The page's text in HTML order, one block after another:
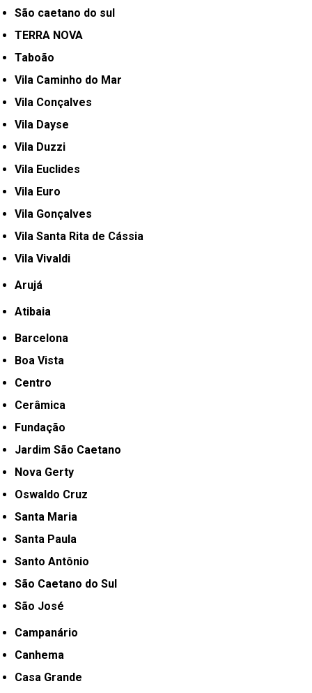
São caetano do sul
TERRA NOVA
Taboão
Vila Caminho do Mar
Vila Conçalves
Vila Dayse
Vila Duzzi
Vila Euclides
Vila Euro
Vila Gonçalves
Vila Santa Rita de Cássia
Vila Vivaldi
Arujá
Atibaia
Barcelona
Boa Vista
Centro
Cerâmica
Fundação
Jardim São Caetano
Nova Gerty
Oswaldo Cruz
Santa Maria
Santa Paula
Santo Antônio
São Caetano do Sul
São José
Campanário
Canhema
Casa Grande